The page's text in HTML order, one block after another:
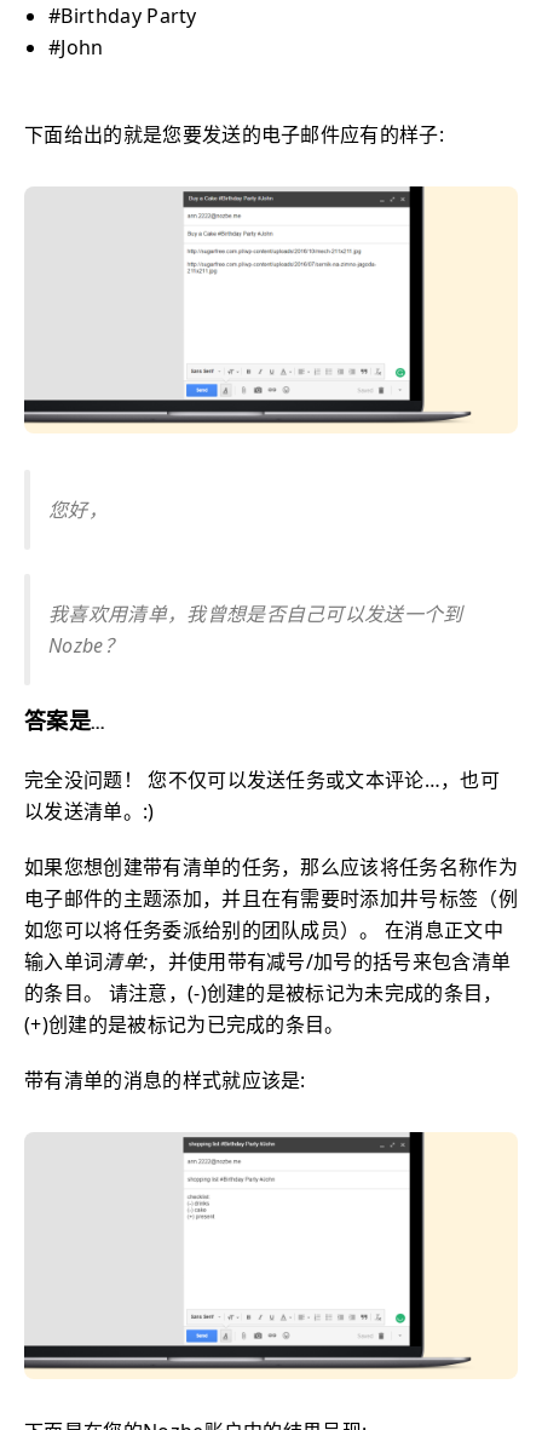
#Birthday Party
#John
下面给出的就是您要发送的电子邮件应有的样子:
您好，
我喜欢用清单，我曾想是否自己可以发送一个到
Nozbe？
答案是…
完全没问题！ 您不仅可以发送任务或文本评论…，也可
以发送清单。:)
如果您想创建带有清单的任务，那么应该将任务名称作为
电子邮件的主题添加，并且在有需要时添加井号标签（例
如您可以将任务委派给别的团队成员）。 在消息正文中
输入单词清单:，并使用带有减号/加号的括号来包含清单
的条目。 请注意，(-)创建的是被标记为未完成的条目，
(+)创建的是被标记为已完成的条目。
带有清单的消息的样式就应该是: